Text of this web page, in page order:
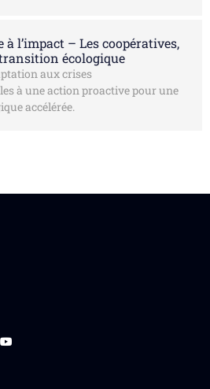
à l’impact – Les coopératives,
écologique
aux crises
à une action proactive pour une
accélérée.